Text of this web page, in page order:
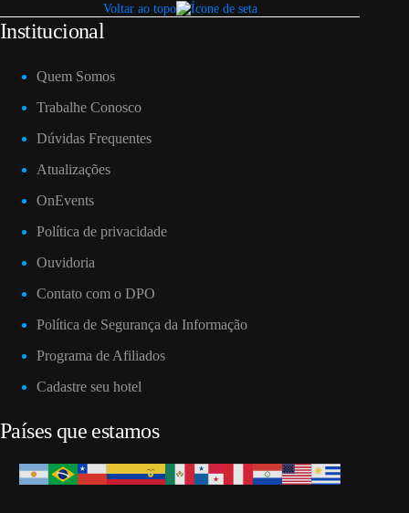
Voltar ao topo
Institucional
Quem Somos
Trabalhe Conosco
Dúvidas Frequentes
Atualizações
OnEvents
Política de privacidade
Ouvidoria
Contato com o DPO
Política de Segurança da Informação
Programa de Afiliados
Cadastre seu hotel
Países que estamos